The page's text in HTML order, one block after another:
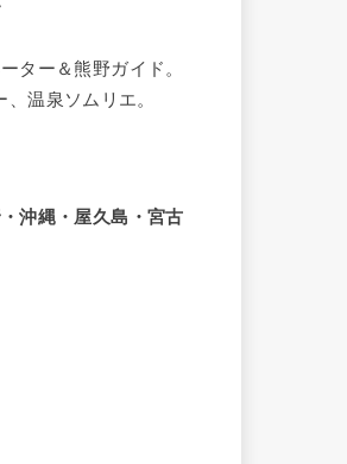
ター＆熊野ガイド。
温泉ソムリエ。
沖縄・屋久島・宮古